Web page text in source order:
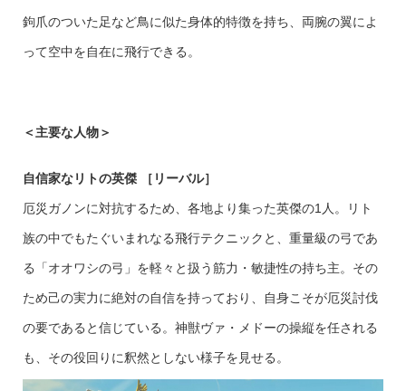
鉤爪のついた足など鳥に似た身体的特徴を持ち、両腕の翼によ
って空中を自在に飛行できる。
＜主要な人物＞
自信家なリトの英傑 ［リーバル］
厄災ガノンに対抗するため、各地より集った英傑の1人。リト
族の中でもたぐいまれなる飛行テクニックと、重量級の弓であ
る「オオワシの弓」を軽々と扱う筋力・敏捷性の持ち主。その
ため己の実力に絶対の自信を持っており、自身こそが厄災討伐
の要であると信じている。神獣ヴァ・メドーの操縦を任される
も、その役回りに釈然としない様子を見せる。